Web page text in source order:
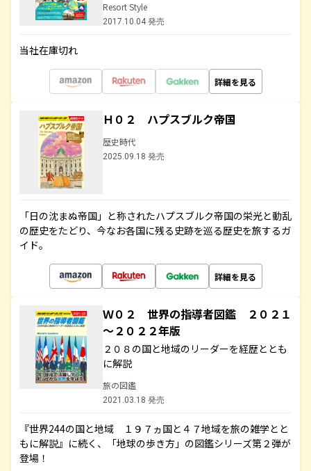
Resort Style
2017.10.04 発売
当社在庫切れ
詳細を見る
Ｈ０２ ハプスブルク帝国
歴史時代
2025.09.18 発売
「日の沈まぬ帝国」と称されたハプスブルク帝国の栄光と動乱
の歴史をたどり、今なお各国に残る史跡を巡る歴史を旅するガ
イド。
詳細を見る
Ｗ０２ 世界の指導者図鑑 ２０２１
～２０２２年版
２０８の国と地域のリーダーを経歴ととも
に解説
旅の図鑑
2021.03.18 発売
『世界244の国と地域 １９７ヵ国と４７地域を旅の雑学とと
もに解説』に続く、「地球の歩き方」の図鑑シリーズ第２弾が
登場！